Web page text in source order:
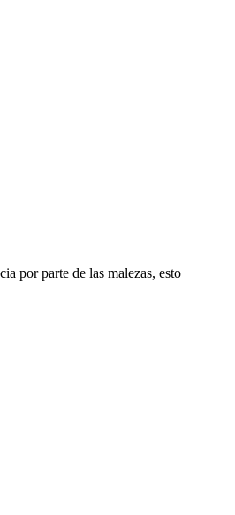
por parte de las malezas, esto